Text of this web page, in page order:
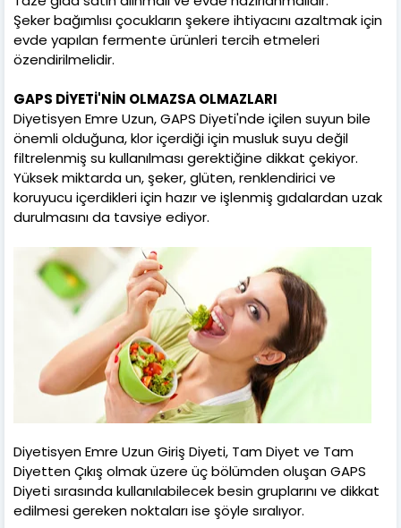
Şeker bağımlısı çocukların şekere ihtiyacını azaltmak için
evde yapılan fermente ürünleri tercih etmeleri
özendirilmelidir.
GAPS DİYETİ'NİN OLMAZSA OLMAZLARI
Diyetisyen Emre Uzun, GAPS Diyeti'nde içilen suyun bile
önemli olduğuna, klor içerdiği için musluk suyu değil
filtrelenmiş su kullanılması gerektiğine dikkat çekiyor.
Yüksek miktarda un, şeker, glüten, renklendirici ve
koruyucu içerdikleri için hazır ve işlenmiş gıdalardan uzak
durulmasını da tavsiye ediyor.
Diyetisyen Emre Uzun Giriş Diyeti, Tam Diyet ve Tam
Diyetten Çıkış olmak üzere üç bölümden oluşan GAPS
Diyeti sırasında kullanılabilecek besin gruplarını ve dikkat
edilmesi gereken noktaları ise şöyle sıralıyor.